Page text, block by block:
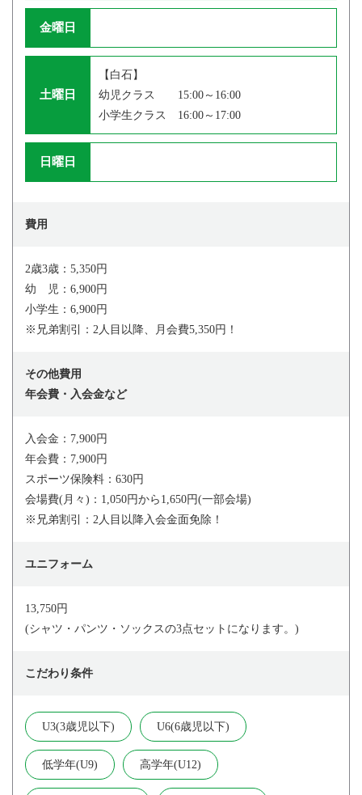
金曜日
土曜日
【白石】
幼児クラス 15:00～16:00
小学生クラス 16:00～17:00
日曜日
費用
2歳3歳：5,350円
幼 児：6,900円
小学生：6,900円
※兄弟割引：2人目以降、月会費5,350円！
その他費用
年会費・入会金など
入会金：7,900円
年会費：7,900円
スポーツ保険料：630円
会場費(月々)：1,050円から1,650円(一部会場)
※兄弟割引：2人目以降入会金面免除！
ユニフォーム
13,750円
(シャツ・パンツ・ソックスの3点セットになります。)
こだわり条件
U3(3歳児以下) U6(6歳児以下)
低学年(U9) 高学年(U12)